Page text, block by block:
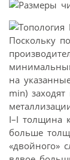
Поскольку
на
min)
I–I толщина
больше
«двойного»